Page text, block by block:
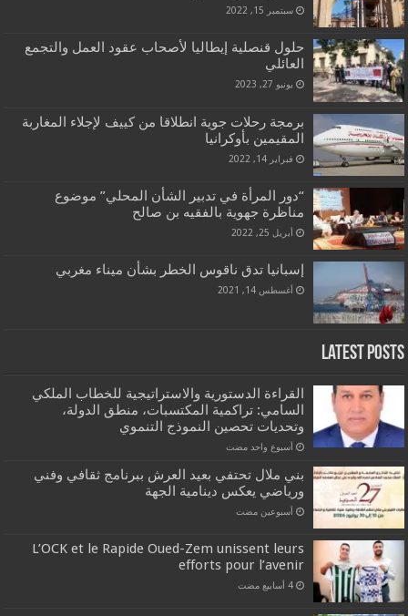
سبتمبر 15, 2022
حلول قنصلية إيطاليا لأصحاب عقود العمل والتجمع
العائلي
يونيو 27, 2023
برمجة رحلات جوية انطلاقا من كييف لإجلاء المغاربة
المقيمين بأوكرانيا
فبراير 14, 2022
“دور المرأة في تدبير الشأن المحلي” موضوع
مناظرة جهوية بالفقيه بن صالح
أبريل 25, 2022
إسبانيا تدق ناقوس الخطر بشأن ميناء مغربي
أغسطس 14, 2021
Latest Posts
القراءة الدستورية والاستراتيجية للخطاب الملكي
السامي: تراكمية المكتسبات، منطق الدولة،
وتحديات تحصين النموذج التنموي
‏أسبوع واحد مضت
بني ملال تحتفي بعيد العرش ببرنامج ثقافي وفني
ورياضي يعكس دينامية الجهة
‏أسبوعين مضت
L’OCK et le Rapide Oued-Zem unissent leurs
efforts pour l’avenir
‏4 أسابيع مضت